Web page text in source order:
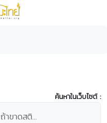
ค้นหาในเว็บไซต์ :
ถ้าขาดสติ...